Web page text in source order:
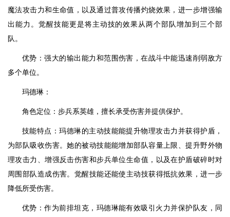
魔法攻击力和生命值，以及通过普攻传播灼烧效果，进一步增强输
出能力。觉醒技能更是将主动技的效果从两个部队增加到三个部
队。
优势：强大的输出能力和范围伤害，在战斗中能迅速削弱敌方
多个单位。
玛德琳：
角色定位：步兵系英雄，擅长承受伤害并提供保护。
技能特点：玛德琳的主动技能能提升物理攻击力并获得护盾，
为部队吸收伤害。她的被动技能能增加部队容量上限、提升野外物
理攻击力、增强反击伤害和步兵单位生命值，以及在护盾破碎时对
周围部队造成伤害。觉醒技能还能使主动技获得抵抗效果，进一步
降低所受伤害。
优势：作为前排坦克，玛德琳能有效吸引火力并保护队友，同